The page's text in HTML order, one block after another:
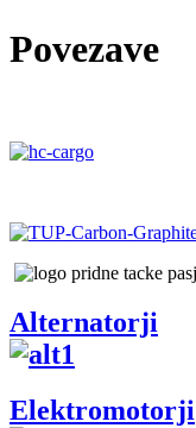
Povezave
Alternatorji
Elektromotorji